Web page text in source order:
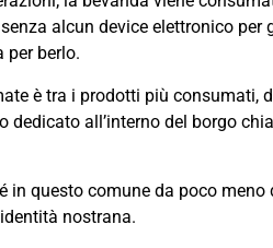
alcun device elettronico per
per berlo.
è tra i prodotti più consumati,
all’interno del borgo
questo comune da poco meno
nostrana.